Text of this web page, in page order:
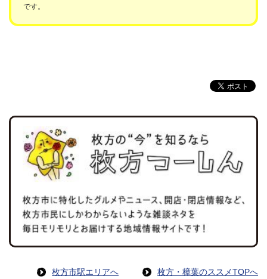
です。
枚方市駅エリアへ 枚方・樟葉のススメTOPへ